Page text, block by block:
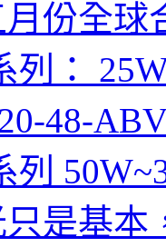
份全球
列：
48-
列
只是基本